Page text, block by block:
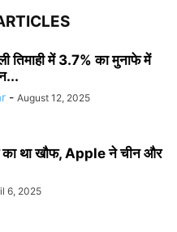
तिमाही में 3.7% का मुनाफे में
- August 12, 2025
का था खौफ, Apple ने चीन और
6, 2025